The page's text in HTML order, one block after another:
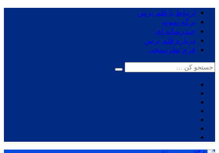
ارتباط با قلم پرس
برگه نمونه
چندرسانه ای
درباره قلم پرس
فرم نظرسنجی